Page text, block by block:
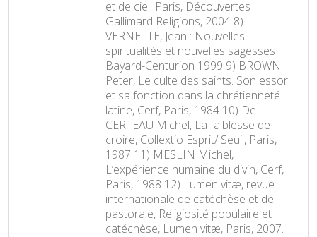
et de ciel. Paris, Découvertes
Gallimard Religions, 2004 8)
VERNETTE, Jean : Nouvelles
spiritualités et nouvelles sagesses
Bayard-Centurion 1999 9) BROWN
Peter, Le culte des saints. Son essor
et sa fonction dans la chrétienneté
latine, Cerf, Paris, 1984 10) De
CERTEAU Michel, La faiblesse de
croire, Collextio Esprit/ Seuil, Paris,
1987 11) MESLIN Michel,
L’expérience humaine du divin, Cerf,
Paris, 1988 12) Lumen vitæ, revue
internationale de catéchèse et de
pastorale, Religiosité populaire et
catéchèse, Lumen vitæ, Paris, 2007.